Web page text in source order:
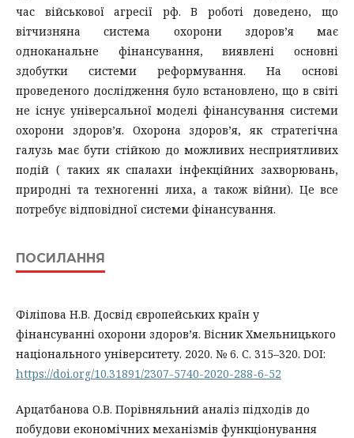
час військової агресії рф. В роботі доведено, що
вітчизняна система охорони здоров’я має
одноканальне фінансування, виявлені основні
здобутки системи реформування. На основі
проведеного дослідження було встановлено, що в світі
не існує універсальної моделі фінансування системи
охорони здоров’я. Охорона здоров’я, як стратегічна
галузь має бути стійкою до можливих несприятливих
подій ( таких як спалахи інфекційних захворювань,
природні та техногенні лиха, а також війни). Це все
потребує відповідної системи фінансування.
ПОСИЛАННЯ
Філіпова Н.В. Досвід європейських країн у
фінансуванні охорони здоров’я. Вісник Хмельницького
національного університету. 2020. № 6. С. 315–320. DOI:
https://doi.org/10.31891/2307-5740-2020-288-6-52
Арцатбанова О.В. Порівняльний аналіз підходів до
побудови економічних механізмів функціонування